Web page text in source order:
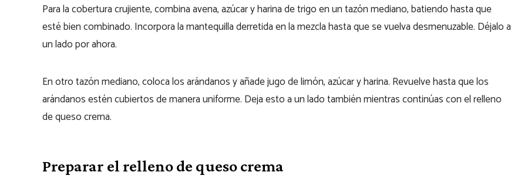
Para la cobertura crujiente, combina avena, azúcar y harina de trigo en un tazón mediano, batiendo hasta que
esté bien combinado. Incorpora la mantequilla derretida en la mezcla hasta que se vuelva desmenuzable. Déjalo a
un lado por ahora.
En otro tazón mediano, coloca los arándanos y añade jugo de limón, azúcar y harina. Revuelve hasta que los
arándanos estén cubiertos de manera uniforme. Deja esto a un lado también mientras continúas con el relleno
de queso crema.
Preparar el relleno de queso crema